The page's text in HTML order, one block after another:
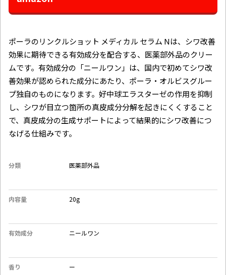
ポーラのリンクルショット メディカル セラム Nは、シワ改善
効果に期待できる有効成分を配合する、医薬部外品のクリー
ムです。有効成分の「ニールワン」は、国内で初めてシワ改
善効果が認められた成分にあたり、ポーラ・オルビスグルー
プ独自のものになります。好中球エラスターゼの作用を抑制
し、シワが目立つ箇所の真皮成分分解を起きにくくすること
で、真皮成分の生成サポートによって結果的にシワ改善につ
なげる仕組みです。
分類 医薬部外品
内容量 20g
有効成分 ニールワン
香り ー